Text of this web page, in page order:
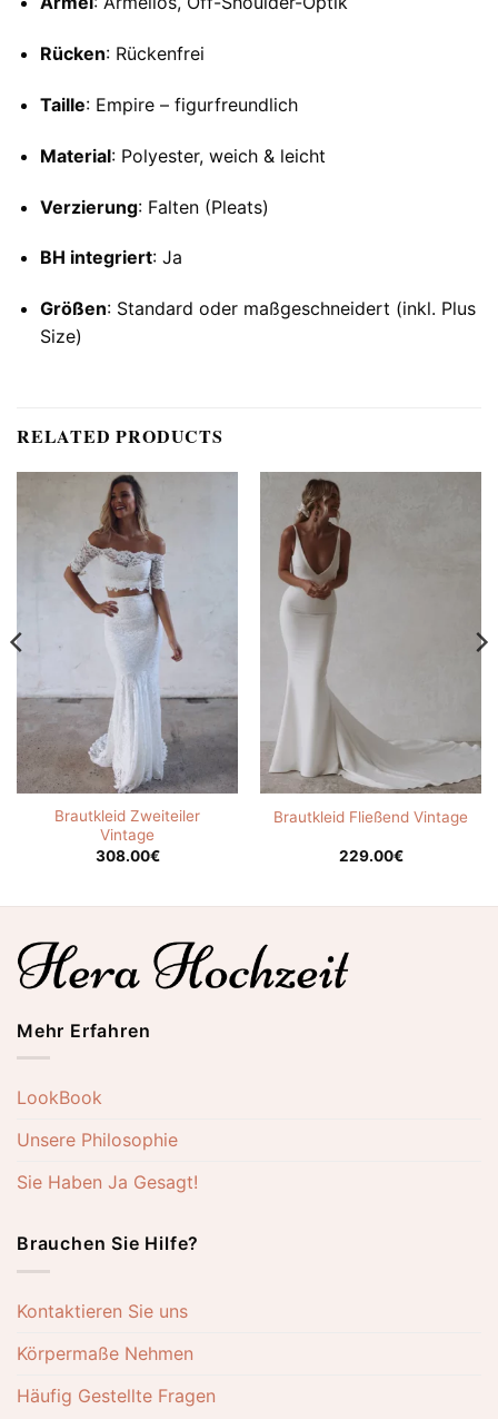
Rücken: Rückenfrei
Taille: Empire – figurfreundlich
Material: Polyester, weich & leicht
Verzierung: Falten (Pleats)
BH integriert: Ja
Größen: Standard oder maßgeschneidert (inkl. Plus
Size)
RELATED PRODUCTS
Brautkleid Zweiteiler
Vintage
308.00€
Brautkleid Fließend Vintage
229.00€
Mehr Erfahren
LookBook
Unsere Philosophie
Sie Haben Ja Gesagt!
Brauchen Sie Hilfe?
Kontaktieren Sie uns
Körpermaße Nehmen
Häufig Gestellte Fragen